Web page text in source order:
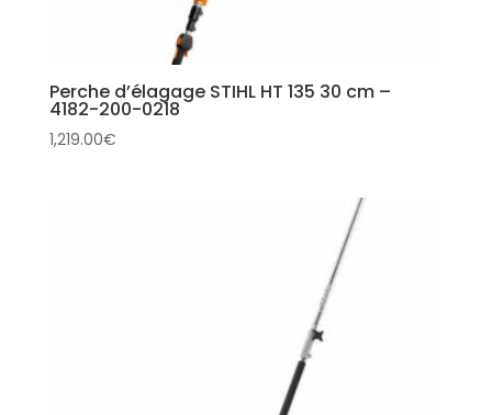
Perche d’élagage STIHL HT 135 30 cm –
4182-200-0218
1,219.00€